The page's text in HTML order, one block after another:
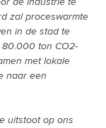
zal proceswarmte
in de stad te
ton CO2-
met lokale
naar een
uitstoot op ons